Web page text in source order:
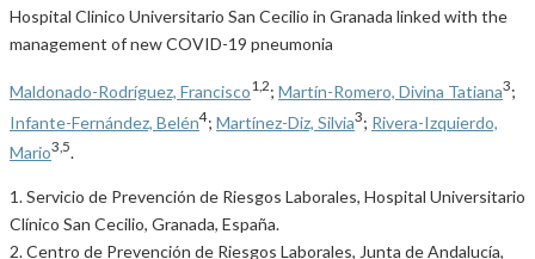
Hospital Clinico Universitario San Cecilio in Granada linked with the
management of new COVID-19 pneumonia
Maldonado-Rodríguez, Francisco1,2; Martín-Romero, Divina Tatiana3;
Infante-Fernández, Belén4; Martínez-Diz, Silvia3; Rivera-Izquierdo,
Mario3,5.
1. Servicio de Prevención de Riesgos Laborales, Hospital Universitario
Clínico San Cecilio, Granada, España.
2. Centro de Prevención de Riesgos Laborales, Junta de Andalucía,